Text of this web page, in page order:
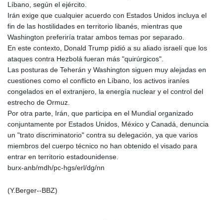
MKD 61.540878
MMK
2425.815605
MNT
4152.793668
MOP 9.311421
MRU
46.322486
54.303818
MVR
17.850835
MWK
1998.087679
Líbano, según el ejército.
Irán exige que cualquier acuerdo con Estados Unidos incluya el
fin de las hostilidades en territorio libanés, mientras que
Washington preferiría tratar ambos temas por separado.
En este contexto, Donald Trump pidió a su aliado israelí que los
ataques contra Hezbolá fueran más "quirúrgicos".
Las posturas de Teherán y Washington siguen muy alejadas en
cuestiones como el conflicto en Líbano, los activos iraníes
congelados en el extranjero, la energía nuclear y el control del
estrecho de Ormuz.
Por otra parte, Irán, que participa en el Mundial organizado
conjuntamente por Estados Unidos, México y Canadá, denuncia
un "trato discriminatorio" contra su delegación, ya que varios
miembros del cuerpo técnico no han obtenido el visado para
entrar en territorio estadounidense.
burx-anb/mdh/pc-hgs/erl/dg/nn
(Y.Berger--BBZ)